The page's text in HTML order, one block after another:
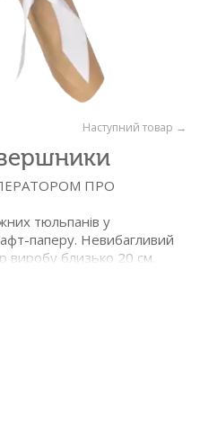
Наступний товар →
вершники
ПРО
тюльпанів у
паперу. Невибагливий
виробу близько 20 см.
букет з
тюльпани#білий